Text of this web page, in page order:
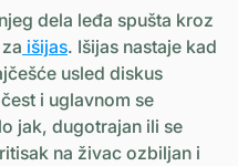
dela leđa spušta kroz
išijas. Išijas nastaje kad
usled diskus
i uglavnom se
jak, dugotrajan ili se
na živac ozbiljan i